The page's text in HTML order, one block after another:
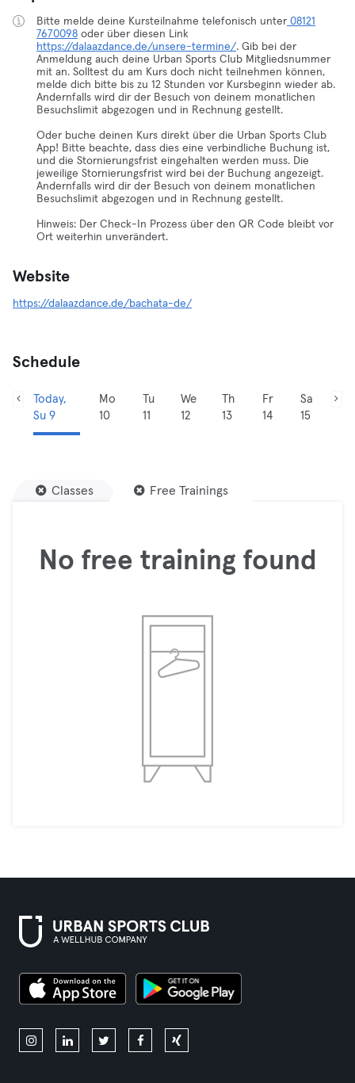
Bitte melde deine Kursteilnahme telefonisch unter08121
7670098 oder über diesen Link
https://dalaazdance.de/unsere-termine/. Gib bei der
Anmeldung auch deine Urban Sports Club Mitgliedsnummer
mit an. Solltest du am Kurs doch nicht teilnehmen können,
melde dich bitte bis zu 12 Stunden vor Kursbeginn wieder ab.
Andernfalls wird dir der Besuch von deinem monatlichen
Besuchslimit abgezogen und in Rechnung gestellt.
Oder buche deinen Kurs direkt über die Urban Sports Club
App! Bitte beachte, dass dies eine verbindliche Buchung ist,
und die Stornierungsfrist eingehalten werden muss. Die
jeweilige Stornierungsfrist wird bei der Buchung angezeigt.
Andernfalls wird dir der Besuch von deinem monatlichen
Besuchslimit abgezogen und in Rechnung gestellt.
Hinweis: Der Check-In Prozess über den QR Code bleibt vor
Ort weiterhin unverändert.
Website
https://dalaazdance.de/bachata-de/
Schedule
Today,
Su 9
Mo
10
Tu
11
We
12
Th
13
Fr
14
Sa
15
Classes Free Trainings
No free training found